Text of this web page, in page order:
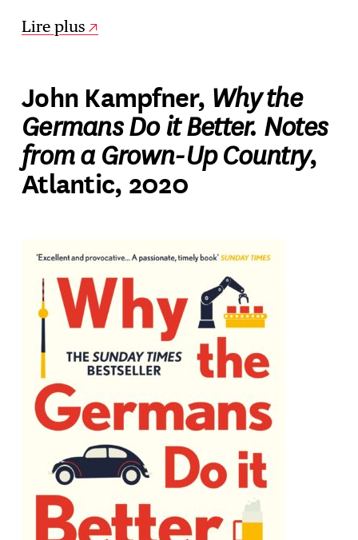
Lire plus
John Kampfner, Why the
Germans Do it Better. Notes
from a Grown-Up Country,
Atlantic, 2020